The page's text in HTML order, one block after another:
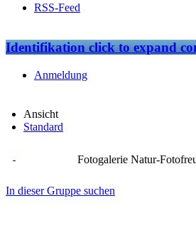
RSS-Feed
Identifikationclick to expand
Anmeldung
Ansicht
Standard
Fotogalerie Natur-
In dieser Gruppe suchen